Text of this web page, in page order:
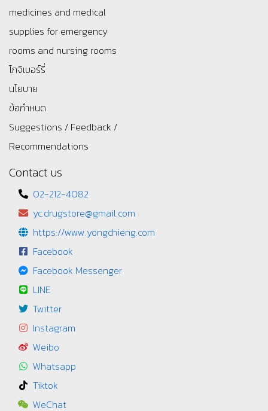
medicines and medical
supplies for emergency
rooms and nursing rooms
โกจิเบอร์รี่
นโยบาย
ข้อกำหนด
Suggestions / Feedback /
Recommendations
Contact us
02-212-4082
yc.drugstore@gmail.com
https://www.yongchieng.com
Facebook
Facebook Messenger
LINE
Twitter
Instagram
Weibo
Whatsapp
Tiktok
WeChat